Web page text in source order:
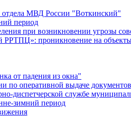
МВД России "Воткинский"
период
при возникновении угрозы
проникновение на объекты
от падения из окна"
по оперативной выдаче
диспетчерской службе
зимний период